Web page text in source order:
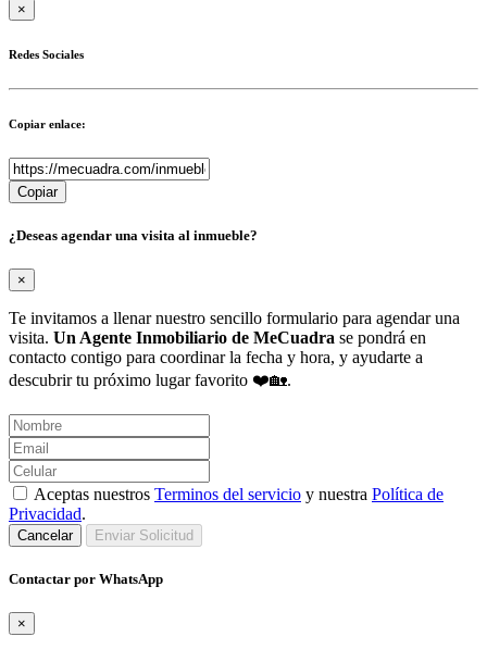
×
Redes Sociales
Copiar enlace:
Copiar
¿Deseas agendar una visita al inmueble?
×
Te invitamos a llenar nuestro sencillo formulario para agendar una
visita. Un Agente Inmobiliario de MeCuadra se pondrá en
contacto contigo para coordinar la fecha y hora, y ayudarte a
descubrir tu próximo lugar favorito ❤️🏡.
Aceptas nuestros Terminos del servicio y nuestra Política de
Privacidad.
Cancelar Enviar Solicitud
Contactar por WhatsApp
×